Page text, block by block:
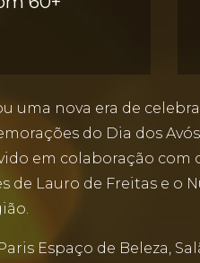
uma nova era de
do Dia dos
em colaboração com
Lauro de Freitas e o
Espaço de Beleza,